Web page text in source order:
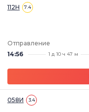
112Н 7.4
Отправление
14:56
1 д 10 ч 47 м
058И 3.4